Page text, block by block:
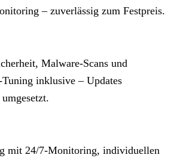
– zuverlässig zum Festpreis.
Malware‑Scans und
inklusive – Updates
mit 24/7‑Monitoring, individuellen